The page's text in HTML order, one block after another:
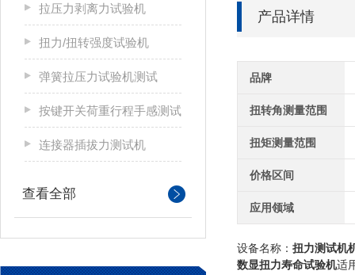
拉压力剥离力试验机
扭力/扭转强度试验机
弹簧拉压力试验机测试
按键开关荷重行程手感测试
连接器插拔力测试机
查看全部
产品详情
品牌
扭转角测量范围
扭矩测量范围
价格区间
应用领域
设备名称： 扭力测试机
数显扭力寿命试验机适